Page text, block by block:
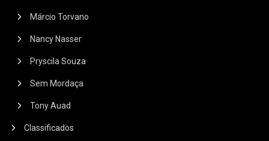
Márcio Torvano
Nancy Nasser
Pryscila Souza
Sem Mordaça
Tony Auad
Classificados